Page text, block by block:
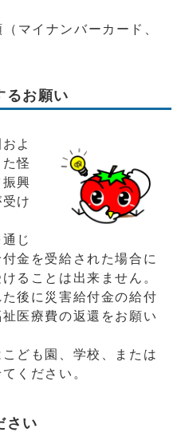
マイナンバーカード、
るお願い
よ
怪
興
け
じ
金を受給された場合に
ることは出来ません。
後に災害給付金の給付
医療費の返還をお願い
ども園、学校、または
ください。
さい